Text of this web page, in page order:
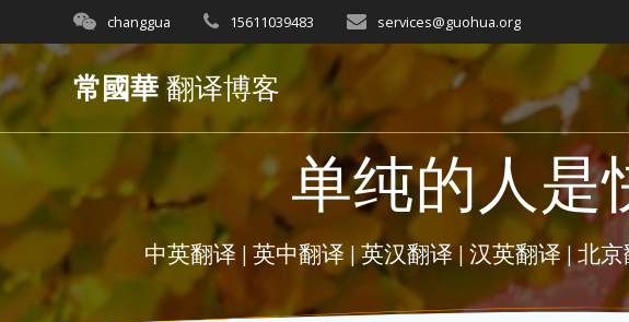
to
content
changgua 15611039483 services@guohua.org
常國華翻译博客
单纯的人是
中英翻译 | 英中翻译 | 英汉翻译 | 汉英翻译 | 北